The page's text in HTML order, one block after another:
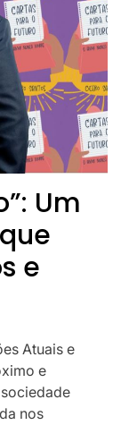
Um
e
Atuais e
e
nos